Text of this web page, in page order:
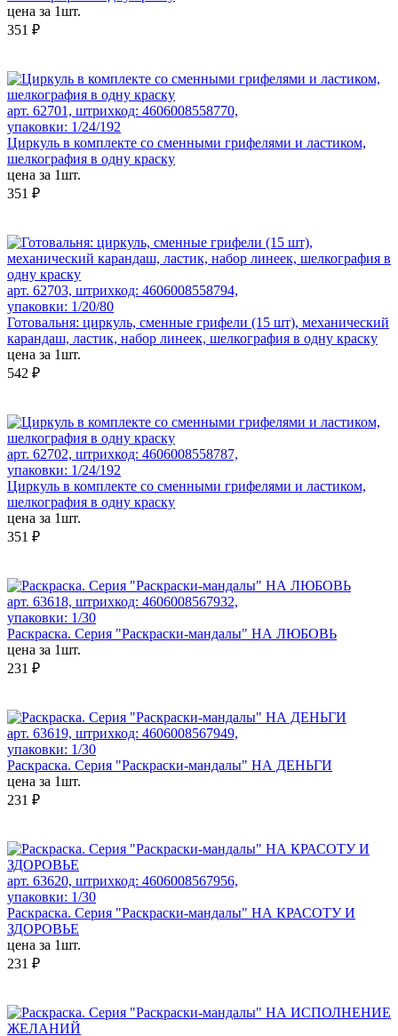
цена за 1шт.
351 ₽
арт. 62701, штрихкод: 4606008558770,
упаковки: 1/24/192
Циркуль в комплекте со сменными грифелями и ластиком,
шелкография в одну краску
цена за 1шт.
351 ₽
арт. 62703, штрихкод: 4606008558794,
упаковки: 1/20/80
Готовальня: циркуль, сменные грифели (15 шт), механический
карандаш, ластик, набор линеек, шелкография в одну краску
цена за 1шт.
542 ₽
арт. 62702, штрихкод: 4606008558787,
упаковки: 1/24/192
Циркуль в комплекте со сменными грифелями и ластиком,
шелкография в одну краску
цена за 1шт.
351 ₽
арт. 63618, штрихкод: 4606008567932,
упаковки: 1/30
Раскраска. Серия "Раскраски-мандалы" НА ЛЮБОВЬ
цена за 1шт.
231 ₽
арт. 63619, штрихкод: 4606008567949,
упаковки: 1/30
Раскраска. Серия "Раскраски-мандалы" НА ДЕНЬГИ
цена за 1шт.
231 ₽
арт. 63620, штрихкод: 4606008567956,
упаковки: 1/30
Раскраска. Серия "Раскраски-мандалы" НА КРАСОТУ И
ЗДОРОВЬЕ
цена за 1шт.
231 ₽